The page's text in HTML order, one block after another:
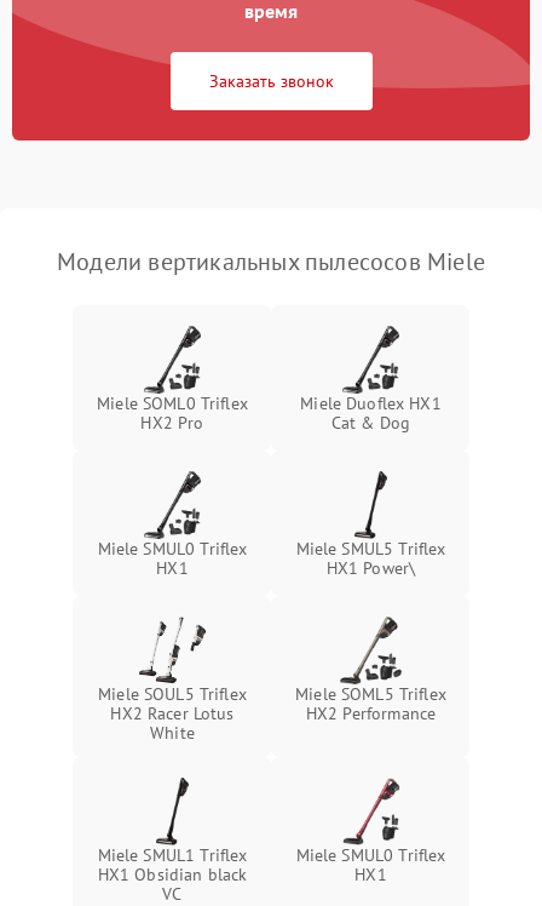
Неисправность системы
1000 ₽
Поломка системы
управления
1500 ₽ Подробнее →
освещения (если есть)
Подробнее →
Повреждение внутренних
500 ₽ Подробнее →
Поломка системы защиты
Повреждение системы
время
Заказать звонок
Модели вертикальных пылесосов Miele
Miele SOML0 Triflex
HX2 Pro
Miele Duoflex HX1
Cat & Dog
Miele SMUL0 Triflex
HX1
Miele SMUL5 Triflex
HX1 Power\
Miele SOUL5 Triflex
HX2 Racer Lotus
White
Miele SOML5 Triflex
HX2 Performance
Miele SMUL1 Triflex
HX1 Obsidian black
VC
Miele SMUL0 Triflex
HX1